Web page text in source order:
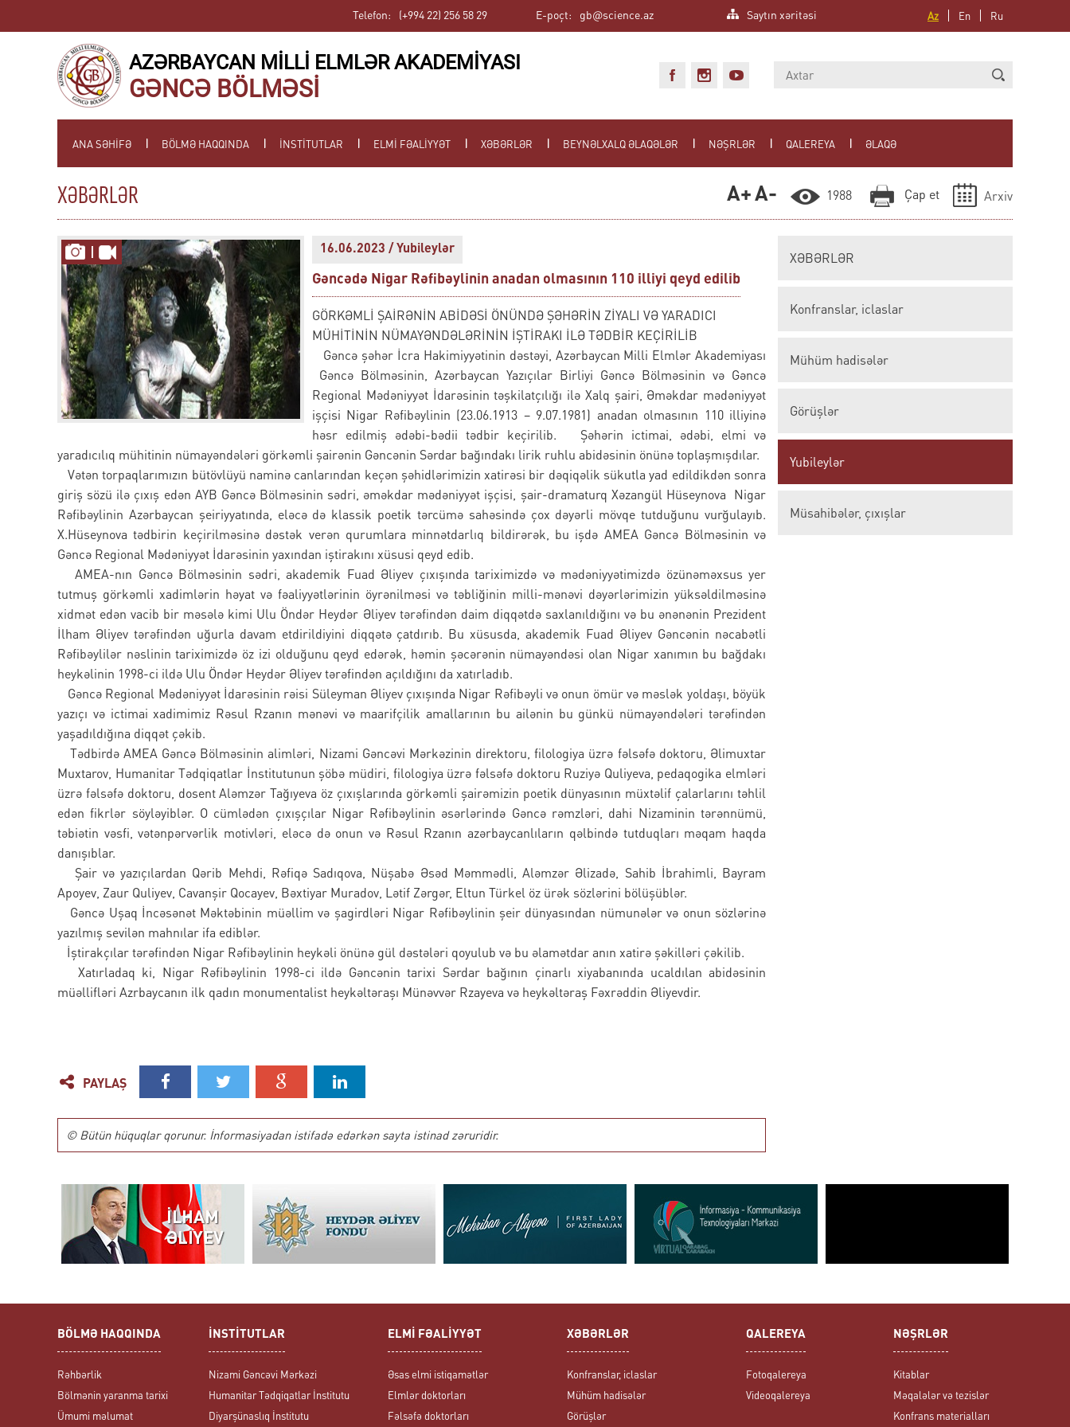
Az En Ru
Saytın xəritəsi
E-poçt: gb@science.az
Telefon: (+994 22) 256 58 29
AZƏRBAYCAN MİLLİ ELMLƏR AKADEMİYASI
GƏNCƏ BÖLMƏSİ
ANA SƏHİFƏ BÖLMƏ HAQQINDA İNSTİTUTLAR ELMİ FƏALİYYƏT XƏBƏRLƏR BEYNƏLXALQ ƏLAQƏLƏR NƏŞRLƏR QALEREYA ƏLAQƏ
XƏBƏRLƏR A+A- 1988 Çap et Arxiv
16.06.2023 / Yubileylər
Gəncədə Nigar Rəfibəylinin anadan olmasının 110 illiyi qeyd edilib
GÖRKƏMLİ ŞAİRƏNİN ABİDƏSİ ÖNÜNDƏ ŞƏHƏRİN ZİYALI VƏ YARADICI
MÜHİTİNİN NÜMAYƏNDƏLƏRİNİN İŞTİRAKI İLƏ TƏDBİR KEÇİRİLİB
Gəncə şəhər İcra Hakimiyyətinin dəstəyi, Azərbaycan Milli Elmlər Akademiyası
Gəncə Bölməsinin, Azərbaycan Yazıçılar Birliyi Gəncə Bölməsinin və Gəncə
Regional Mədəniyyət İdarəsinin təşkilatçılığı ilə Xalq şairi, Əməkdar mədəniyyət
işçisi Nigar Rəfibəylinin (23.06.1913 – 9.07.1981) anadan olmasının 110 illiyinə
həsr edilmiş ədəbi-bədii tədbir keçirilib. Şəhərin ictimai, ədəbi, elmi və
yaradıcılıq mühitinin nümayəndələri görkəmli şairənin Gəncənin Sərdar bağındakı lirik ruhlu abidəsinin önünə toplaşmışdılar.
Vətən torpaqlarımızın bütövlüyü naminə canlarından keçən şəhidlərimizin xatirəsi bir dəqiqəlik sükutla yad edildikdən sonra
giriş sözü ilə çıxış edən AYB Gəncə Bölməsinin sədri, əməkdar mədəniyyət işçisi, şair-dramaturq Xəzangül Hüseynova Nigar
Rəfibəylinin Azərbaycan şeiriyyatında, eləcə də klassik poetik tərcümə sahəsində çox dəyərli mövqe tutduğunu vurğulayıb.
X.Hüseynova tədbirin keçirilməsinə dəstək verən qurumlara minnətdarlıq bildirərək, bu işdə AMEA Gəncə Bölməsinin və
Gəncə Regional Mədəniyyət İdarəsinin yaxından iştirakını xüsusi qeyd edib.
AMEA-nın Gəncə Bölməsinin sədri, akademik Fuad Əliyev çıxışında tariximizdə və mədəniyyətimizdə özünəməxsus yer
tutmuş görkəmli xadimlərin həyat və fəaliyyətlərinin öyrənilməsi və təbliğinin milli-mənəvi dəyərlərimizin yüksəldilməsinə
xidmət edən vacib bir məsələ kimi Ulu Öndər Heydər Əliyev tərəfindən daim diqqətdə saxlanıldığını və bu ənənənin Prezident
İlham Əliyev tərəfindən uğurla davam etdirildiyini diqqətə çatdırıb. Bu xüsusda, akademik Fuad Əliyev Gəncənin nəcabətli
Rəfibəylilər nəslinin tariximizdə öz izi olduğunu qeyd edərək, həmin şəcərənin nümayəndəsi olan Nigar xanımın bu bağdakı
heykəlinin 1998-ci ildə Ulu Öndər Heydər Əliyev tərəfindən açıldığını da xatırladıb.
Gəncə Regional Mədəniyyət İdarəsinin rəisi Süleyman Əliyev çıxışında Nigar Rəfibəyli və onun ömür və məslək yoldaşı, böyük
yazıçı və ictimai xadimimiz Rəsul Rzanın mənəvi və maarifçilik amallarının bu ailənin bu günkü nümayəndələri tərəfindən
yaşadıldığına diqqət çəkib.
Tədbirdə AMEA Gəncə Bölməsinin alimləri, Nizami Gəncəvi Mərkəzinin direktoru, filologiya üzrə fəlsəfə doktoru, Əlimuxtar
Muxtarov, Humanitar Tədqiqatlar İnstitutunun şöbə müdiri, filologiya üzrə fəlsəfə doktoru Ruziyə Quliyeva, pedaqogika elmləri
üzrə fəlsəfə doktoru, dosent Aləmzər Tağıyeva öz çıxışlarında görkəmli şairəmizin poetik dünyasının müxtəlif çalarlarını təhlil
edən fikrlər söyləyiblər. O cümlədən çıxışçılar Nigar Rəfibəylinin əsərlərində Gəncə rəmzləri, dahi Nizaminin tərənnümü,
təbiətin vəsfi, vətənpərvərlik motivləri, eləcə də onun və Rəsul Rzanın azərbaycanlıların qəlbində tutduqları məqam haqda
danışıblar.
Şair və yazıçılardan Qərib Mehdi, Rəfiqə Sadıqova, Nüşabə Əsəd Məmmədli, Aləmzər Əlizadə, Sahib İbrahimli, Bayram
Apoyev, Zaur Quliyev, Cavanşir Qocayev, Bəxtiyar Muradov, Lətif Zərgər, Eltun Türkel öz ürək sözlərini bölüşüblər.
Gəncə Uşaq İncəsənət Məktəbinin müəllim və şagirdləri Nigar Rəfibəylinin şeir dünyasından nümunələr və onun sözlərinə
yazılmış sevilən mahnılar ifa ediblər.
İştirakçılar tərəfindən Nigar Rəfibəylinin heykəli önünə gül dəstələri qoyulub və bu əlamətdar anın xatirə şəkilləri çəkilib.
Xatırladaq ki, Nigar Rəfibəylinin 1998-ci ildə Gəncənin tarixi Sərdar bağının çinarlı xiyabanında ucaldılan abidəsinin
müəllifləri Azrbaycanın ilk qadın monumentalist heykəltəraşı Münəvvər Rzayeva və heykəltəraş Fəxrəddin Əliyevdir.
PAYLAŞ
© Bütün hüquqlar qorunur. İnformasiyadan istifadə edərkən sayta istinad zəruridir.
XƏBƏRLƏR
Konfranslar, iclaslar
Mühüm hadisələr
Görüşlər
Yubileylər
Müsahibələr, çıxışlar
BÖLMƏ HAQQINDA
Rəhbərlik
Bölmənin yaranma tarixi
Ümumi məlumat
İNSTİTUTLAR
Nizami Gəncəvi Mərkəzi
Humanitar Tədqiqatlar İnstitutu
Diyarşünaslıq İnstitutu
ELMİ FƏALİYYƏT
Əsas elmi istiqamətlər
Elmlər doktorları
Fəlsəfə doktorları
XƏBƏRLƏR
Konfranslar, iclaslar
Mühüm hadisələr
Görüşlər
QALEREYA
Fotoqalereya
Videoqalereya
NƏŞRLƏR
Kitablar
Məqalələr və tezislər
Konfrans materialları